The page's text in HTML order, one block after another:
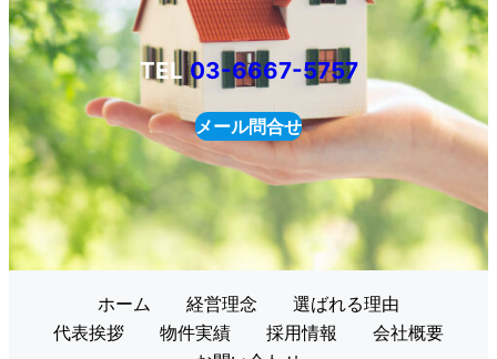
TEL 03-6667-5757
メール問合せ
ホーム 経営理念
選ばれる理由
代表挨拶
物件実績 採用情報
会社概要